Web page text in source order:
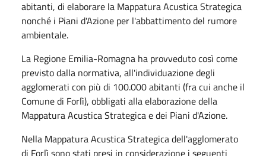
abitanti, di elaborare la Mappatura Acustica Strategica
nonché i Piani d'Azione per l'abbattimento del rumore
ambientale.
La Regione Emilia-Romagna ha provveduto così come
previsto dalla normativa, all'individuazione degli
agglomerati con più di 100.000 abitanti (fra cui anche il
Comune di Forlì), obbligati alla elaborazione della
Mappatura Acustica Strategica e dei Piani d'Azione.
Nella Mappatura Acustica Strategica dell'agglomerato
di Forlì sono stati presi in considerazione i seguenti